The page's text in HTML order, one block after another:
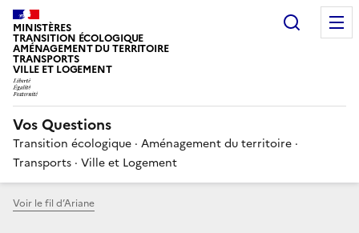
MINISTÈRES
TRANSITION ÉCOLOGIQUE
AMÉNAGEMENT DU TERRITOIRE
TRANSPORTS
VILLE ET LOGEMENT
Vos Questions
Transition écologique · Aménagement du territoire ·
Transports · Ville et Logement
Voir le fil d’Ariane